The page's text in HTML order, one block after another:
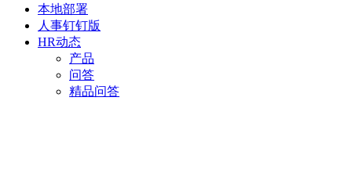
本地部署
人事钉钉版
HR动态
产品
问答
精品问答